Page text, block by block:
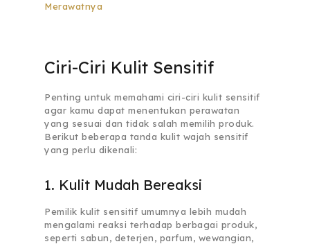
Merawatnya
Ciri-Ciri Kulit Sensitif
Penting untuk memahami ciri-ciri kulit sensitif
agar kamu dapat menentukan perawatan
yang sesuai dan tidak salah memilih produk.
Berikut beberapa tanda kulit wajah sensitif
yang perlu dikenali:
1. Kulit Mudah Bereaksi
Pemilik kulit sensitif umumnya lebih mudah
mengalami reaksi terhadap berbagai produk,
seperti sabun, deterjen, parfum, wewangian,